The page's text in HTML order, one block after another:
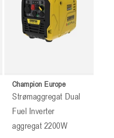
Champion Europe
Strømaggregat Dual
Fuel Inverter
aggregat 2200W